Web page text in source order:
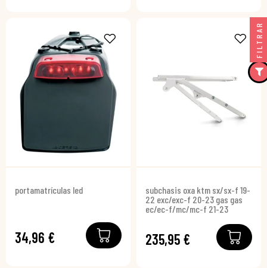
portamatrículas led
34,96 €
subchasis oxa ktm sx/sx-f 19-
22 exc/exc-f 20-23 gas gas
ec/ec-f/mc/mc-f 21-23
235,95 €
FILTRAR